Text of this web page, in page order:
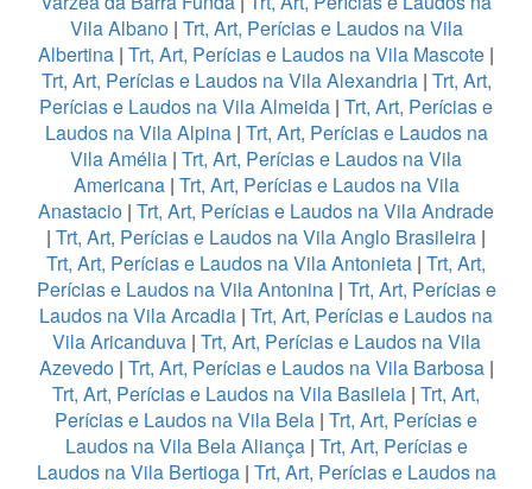
Vila Albano| Trt, Art, Perícias e Laudos na Vila
Albertina | Trt, Art, Perícias e Laudos na Vila Mascote |
Trt, Art, Perícias e Laudos na Vila Alexandria| Trt, Art,
Perícias e Laudos na Vila Almeida | Trt, Art, Perícias e
Laudos na Vila Alpina | Trt, Art, Perícias e Laudos na
Vila Amélia | Trt, Art, Perícias e Laudos na Vila
Americana| Trt, Art, Perícias e Laudos na Vila
Anastacio | Trt, Art, Perícias e Laudos na Vila Andrade
| Trt, Art, Perícias e Laudos na Vila Anglo Brasileira |
Trt, Art, Perícias e Laudos na Vila Antonieta | Trt, Art,
Perícias e Laudos na Vila Antonina| Trt, Art, Perícias e
Laudos na Vila Arcadia | Trt, Art, Perícias e Laudos na
Vila Aricanduva| Trt, Art, Perícias e Laudos na Vila
Azevedo| Trt, Art, Perícias e Laudos na Vila Barbosa|
Trt, Art, Perícias e Laudos na Vila Basileia | Trt, Art,
Perícias e Laudos na Vila Bela | Trt, Art, Perícias e
Laudos na Vila Bela Aliança| Trt, Art, Perícias e
Laudos na Vila Bertioga| Trt, Art, Perícias e Laudos na